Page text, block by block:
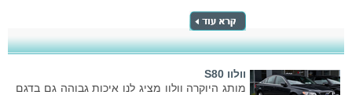
וולוו S80
מותג היוקרה וולוו מציג לנו איכות גבוהה גם בדגם